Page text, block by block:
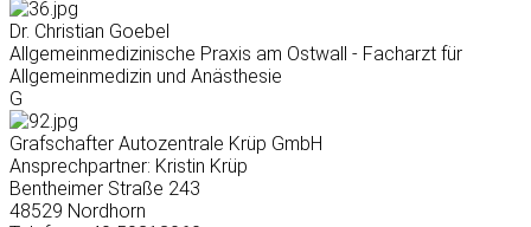
Dr. Christian Goebel
Allgemeinmedizinische Praxis am Ostwall - Facharzt für
Allgemeinmedizin und Anästhesie
G
Grafschafter Autozentrale Krüp GmbH
Ansprechpartner: Kristin Krüp
Bentheimer Straße 243
48529 Nordhorn